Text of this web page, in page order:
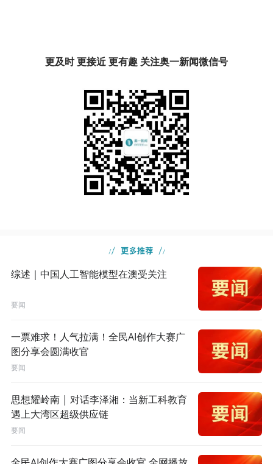
更及时 更接近 更有趣 关注奥一新闻微信号
综述｜中国人工智能模型在澳受关注
要闻
一票难求！人气拉满！全民AI创作大赛广
图分享会圆满收官
要闻
思想耀岭南 | 对话李泽湘：当新工科教育
遇上大湾区超级供应链
要闻